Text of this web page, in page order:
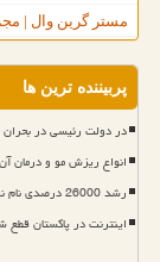
مستر گرین وال |
پربیننده ترین ها
در دولت رئیسی در بحران 1401 وعده دادند اینترنت به طور موقت قطع می شود اما ماندگار شد
انواع ریزش مو و درمان آن
رشد 26000 درصدی نام نویسی VPN
اینترنت در پاکستان قطع